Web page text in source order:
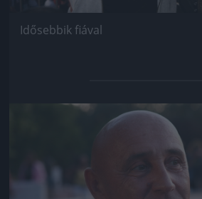
Idősebbik fiával
Jön még kép!